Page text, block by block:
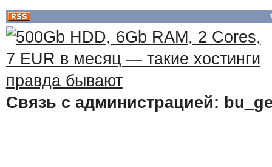
Связь с администрацией: